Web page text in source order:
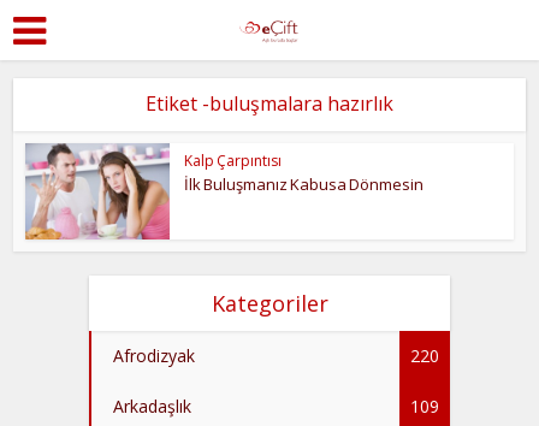
Etiket -buluşmalara hazırlık
Kalp Çarpıntısı
İlk Buluşmanız Kabusa Dönmesin
Kategoriler
Afrodizyak 220
Arkadaşlık 109